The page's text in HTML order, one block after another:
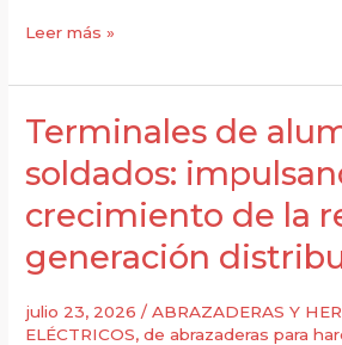
Los
en
forma
J:
Fortalecimiento
la
de
Leer más »
Terminales de
soldados:
crecimiento de la
generación
julio 23, 2026/ABRAZADERAS Y
ELÉCTRICOS,de abrazaderas para